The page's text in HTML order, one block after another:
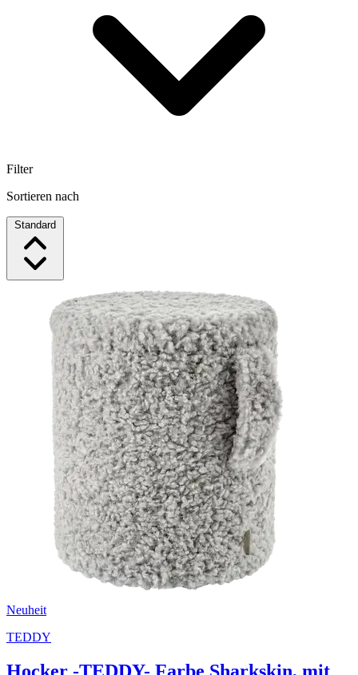
Filter
Sortieren nach
Standard
Neuheit
TEDDY
Hocker -TEDDY- Farbe Sharkskin, mit